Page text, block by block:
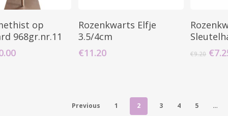
Toevoegen Aan
Winkelwagen
op
968gr.nr.11
Huidige
Toevoegen Aan
Winkelwagen
Rozenkwarts Elfje
3.5/4cm
€11.20 €9.20 €
Previous 1 2 3 4 5 …